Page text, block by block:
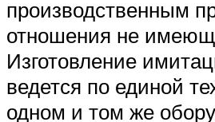
производственным
отношения не
Изготовление
ведется по единой
одном и том же